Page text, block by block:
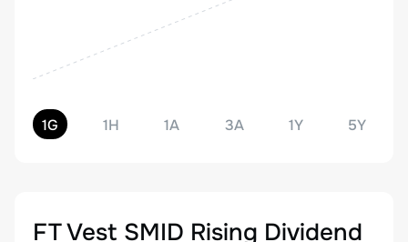
1G 1H 1A 3A 1Y 5Y
FT Vest SMID Rising Dividend